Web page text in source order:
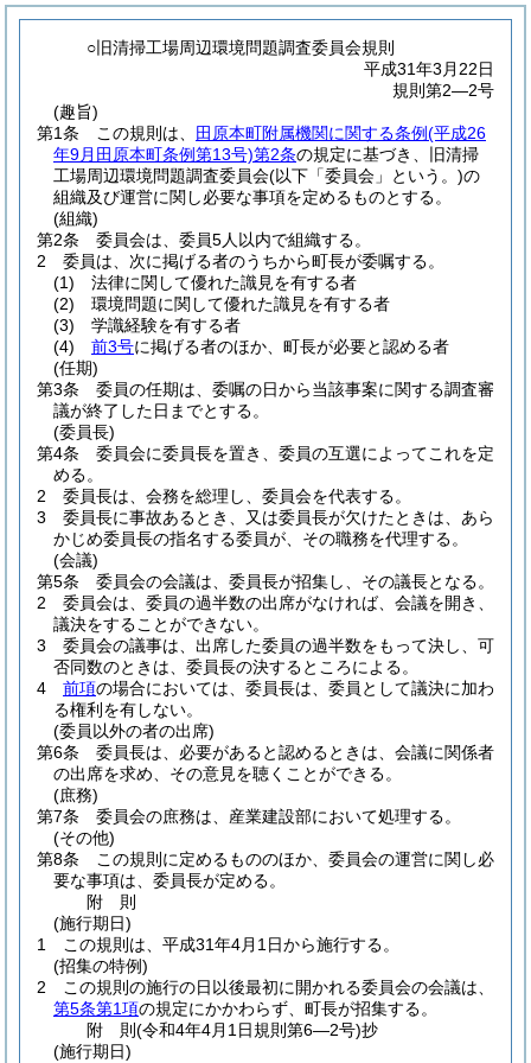
○旧清掃工場周辺環境問題調査委員会規則
平成31年3月22日
規則第2―2号
(趣旨)
第1条
この規則は、 田原本町附属機関に関する条例(平成26
年9月田原本町条例第13号)第2条の規定に基づき、旧清掃
工場周辺環境問題調査委員会(以下「委員会」という。)の
組織及び運営に関し必要な事項を定めるものとする。
(組織)
第2条
委員会は、委員5人以内で組織する。
2
委員は、次に掲げる者のうちから町長が委嘱する。
(1)
法律に関して優れた識見を有する者
(2)
環境問題に関して優れた識見を有する者
(3)
学識経験を有する者
(4)
前3号に掲げる者のほか、町長が必要と認める者
(任期)
第3条
委員の任期は、委嘱の日から当該事案に関する調査審
議が終了した日までとする。
(委員長)
第4条
委員会に委員長を置き、委員の互選によってこれを定
める。
2
委員長は、会務を総理し、委員会を代表する。
3
委員長に事故あるとき、又は委員長が欠けたときは、あら
かじめ委員長の指名する委員が、その職務を代理する。
(会議)
第5条
委員会の会議は、委員長が招集し、その議長となる。
2
委員会は、委員の過半数の出席がなければ、会議を開き、
議決をすることができない。
3
委員会の議事は、出席した委員の過半数をもって決し、可
否同数のときは、委員長の決するところによる。
4
前項の場合においては、委員長は、委員として議決に加わ
る権利を有しない。
(委員以外の者の出席)
第6条
委員長は、必要があると認めるときは、会議に関係者
の出席を求め、その意見を聴くことができる。
(庶務)
第7条
委員会の庶務は、産業建設部において処理する。
(その他)
第8条
この規則に定めるもののほか、委員会の運営に関し必
要な事項は、委員長が定める。
附 則
(施行期日)
1
この規則は、平成31年4月1日から施行する。
(招集の特例)
2
この規則の施行の日以後最初に開かれる委員会の会議は、
第5条第1項の規定にかかわらず、町長が招集する。
附 則(令和4年4月1日規則第6―2号)抄
(施行期日)